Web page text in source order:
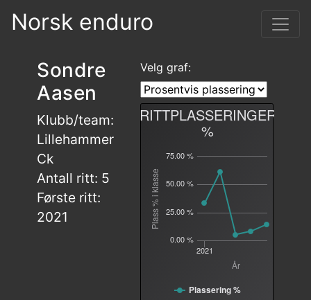
Norsk enduro
Sondre
Aasen
Klubb/team:
Lillehammer
Ck
Antall ritt: 5
Første ritt:
2021
Velg graf:
År
Plass % i klasse
RITTPLASSERINGER
%
2021
0.00 %
25.00 %
50.00 %
75.00 %
Plassering %